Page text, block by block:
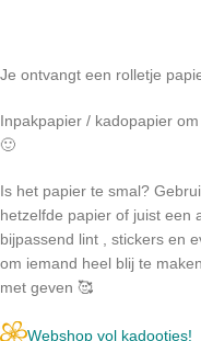
Je ontvangt een rolletje
Inpakpapier / kadopapier
🙂
Is het papier te smal?
hetzelfde papier of juist een
bijpassend lint , stickers en
om iemand heel blij te
met geven 🥰
Webshop vol kadootjes!